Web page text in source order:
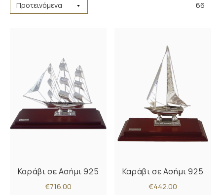
66
Καράβι σε Ασήμι 925
€716.00
Καράβι σε Ασήμι 925
€442.00